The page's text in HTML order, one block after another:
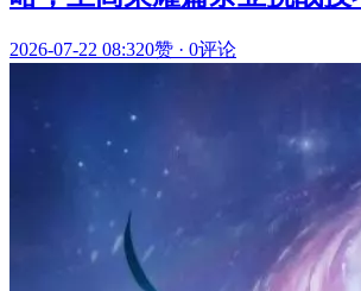
2026-07-22 08:320赞 · 0评论